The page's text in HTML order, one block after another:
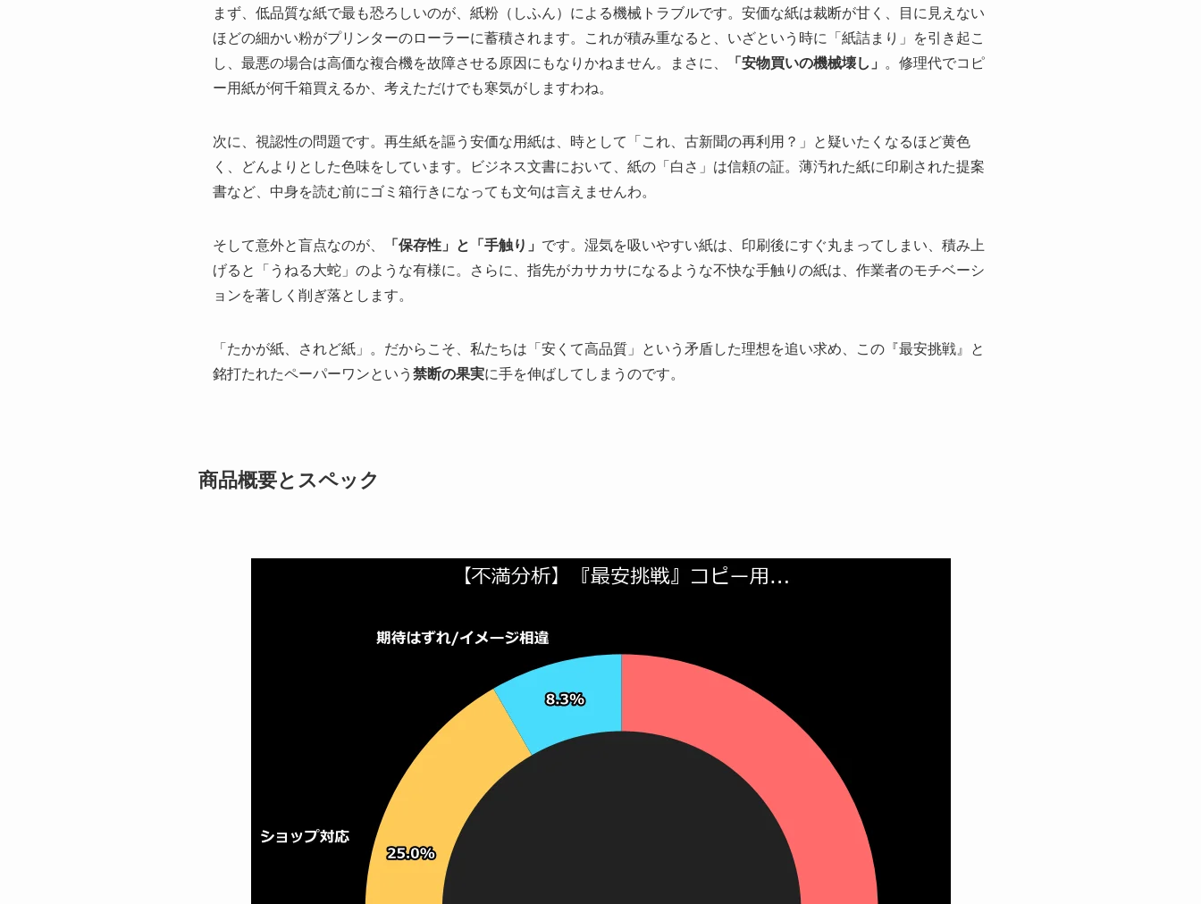
まず、低品質な紙で最も恐ろしいのが、紙粉（しふん）による機械トラブルです。安価な紙は裁断が甘く、目に見えない
ほどの細かい粉がプリンターのローラーに蓄積されます。これが積み重なると、いざという時に「紙詰まり」を引き起こ
し、最悪の場合は高価な複合機を故障させる原因にもなりかねません。まさに、
「安物買いの機械壊し」 。修理代でコピ
ー用紙が何千箱買えるか、考えただけでも寒気がしますわね。
次に、視認性の問題です。再生紙を謳う安価な用紙は、時として「これ、古新聞の再利用？」と疑いたくなるほど黄色
く、どんよりとした色味をしています。ビジネス文書において、紙の「白さ」は信頼の証。薄汚れた紙に印刷された提案
書など、中身を読む前にゴミ箱行きになっても文句は言えませんわ。
そして意外と盲点なのが、 「保存性」と「手触り」 です。湿気を吸いやすい紙は、印刷後にすぐ丸まってしまい、積み上
げると「うねる大蛇」のような有様に。さらに、指先がカサカサになるような不快な手触りの紙は、作業者のモチベーシ
ョンを著しく削ぎ落とします。
「たかが紙、されど紙」。だからこそ、私たちは「安くて高品質」という矛盾した理想を追い求め、この『最安挑戦』と
銘打たれたペーパーワンという禁断の果実に手を伸ばしてしまうのです。
商品概要とスペック